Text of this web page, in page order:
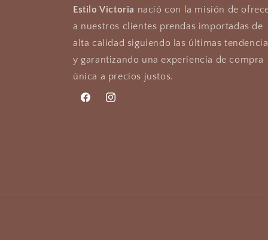
Estilo Victoria nació con la misión de
a nuestros clientes prendas importadas de
alta calidad siguiendo las últimas
y garantizando una experiencia de compra
única a precios justos.
FacebookInstagram